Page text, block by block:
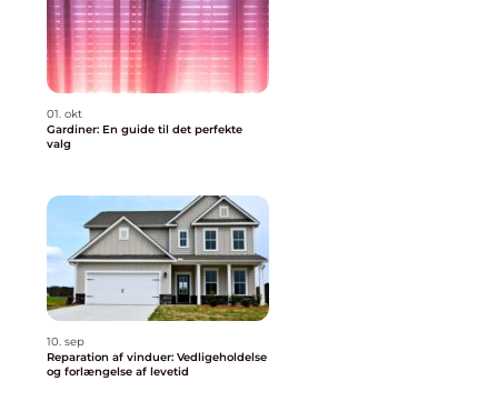
01. okt
Gardiner: En guide til det perfekte
valg
10. sep
Reparation af vinduer: Vedligeholdelse
og forlængelse af levetid